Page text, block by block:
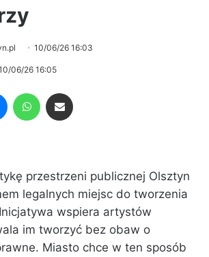
10/06/26 16:03
06/26 16:05
MessengerWhatsApp
przestrzeni publicznej Olsztyn
legalnych miejsc do tworzenia
wspiera artystów
im tworzyć bez obaw o
Miasto chce w ten sposób